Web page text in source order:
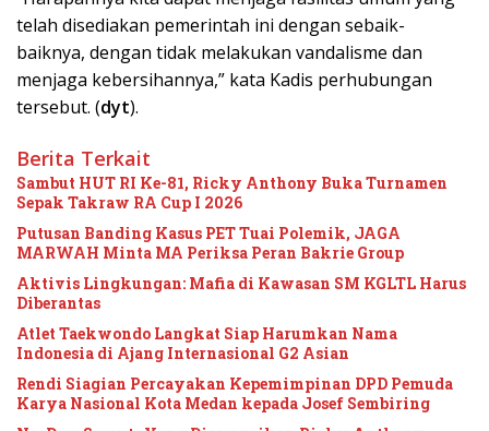
telah disediakan pemerintah ini dengan sebaik-
baiknya, dengan tidak melakukan vandalisme dan
menjaga kebersihannya,” kata Kadis perhubungan
tersebut. (dyt).
Berita Terkait
Sambut HUT RI Ke-81, Ricky Anthony Buka Turnamen
Sepak Takraw RA Cup I 2026
Putusan Banding Kasus PET Tuai Polemik, JAGA
MARWAH Minta MA Periksa Peran Bakrie Group
Aktivis Lingkungan: Mafia di Kawasan SM KGLTL Harus
Diberantas
Atlet Taekwondo Langkat Siap Harumkan Nama
Indonesia di Ajang Internasional G2 Asian
Rendi Siagian Percayakan Kepemimpinan DPD Pemuda
Karya Nasional Kota Medan kepada Josef Sembiring